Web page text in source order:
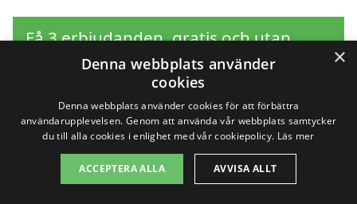
Få 3 erbjudanden, gratis och utan
förpliktelser
Sök efter en
professionell för
×
Denna webbplats använder
cookies
Denna webbplats använder cookies för att förbättra
användarupplevelsen. Genom att använda vår webbplats samtycker
du till alla cookies i enlighet med vår cookiepolicy. Läs mer
ACCEPTERA ALLA AVVISA ALLT